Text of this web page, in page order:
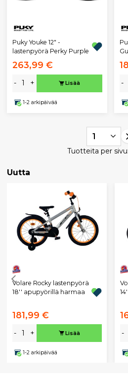
Puky Youke 12" -
lastenpyörä Perky Purple
263,99 €
- + Lisää
1-2 arkipäivää
-
1
Tuotteita per sivu:
Uutta
Volare Rocky lastenpyörä
18'' apupyörillä harmaa
181,99 €
- + Lisää
1-2 arkipäivää
-